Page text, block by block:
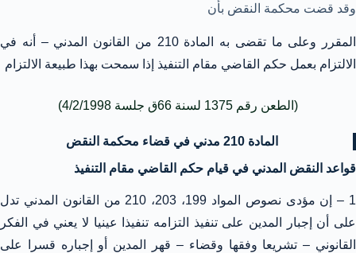
وقد قضت محكمة النقض بأن
المقرر وعلى ما تقضى به المادة 210 من القانون المدني – أنه في
الالتزام بعمل حكم القاضي مقام التنفيذ إذا سمحت بهذا طبيعة الالتزام
(الطعن رقم 1375 لسنة 66ق جلسة 4/2/1998)
المادة 210 مدني في قضاء محكمة النقض
قواعد النقض المدني في قيام حكم القاضي مقام التنفيذ
1 – إن مؤدى نصوص المواد 199، 203، 210 من القانون المدني تدل
على أن إجبار المدين على تنفيذ التزامه تنفيذا عينيا لا يعني في الفكر
القانوني – تشريعا وفقها وقضاء – قهر المدين أو إجباره قسرا على